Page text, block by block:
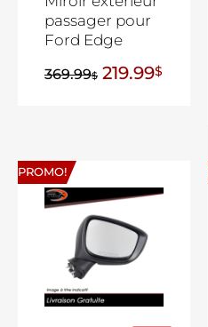
passager pour
Ford Edge
369.99$ 219.99$
PROMO!